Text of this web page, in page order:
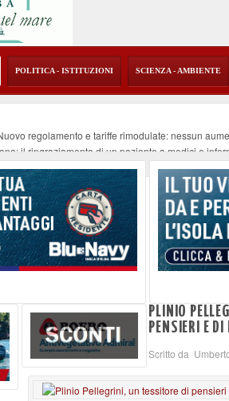
POLITICA - ISTITUZIONI SCIENZA - AMBIENTE
regolamento e tariffe rimodulate: nessun
il ringraziamento di un paziente a medici e
Capoliveri racconta Capoliveri-
10-08-2026
per Eros degli Elba Music Awards
10-08-2026
di Francesco Guccini- 10-08-2026
PLINIO
PENSIERI E
Scritto da